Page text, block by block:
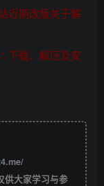
近期改版关于解
下载、解压及安
供大家学习与参